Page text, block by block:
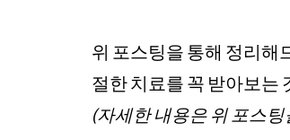
위 포스팅을 통해 정리해
절한 치료를 꼭 받아보는
(자세한 내용은 위 포스